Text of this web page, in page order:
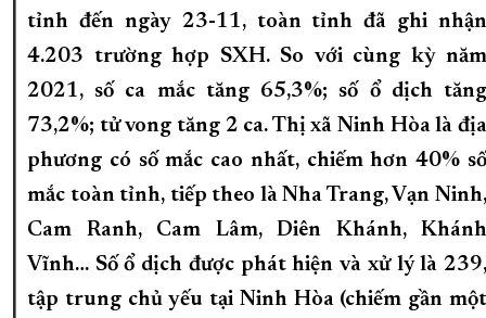
tỉnh đến ngày 23-11, toàn tỉnh đã ghi nhận
4.203 trường hợp SXH. So với cùng kỳ năm
2021, số ca mắc tăng 65,3%; số ổ dịch tăng
73,2%; tử vong tăng 2 ca. Thị xã Ninh Hòa là địa
phương có số mắc cao nhất, chiếm hơn 40% số
mắc toàn tỉnh, tiếp theo là Nha Trang, Vạn Ninh,
Cam Ranh, Cam Lâm, Diên Khánh, Khánh
Vĩnh… Số ổ dịch được phát hiện và xử lý là 239,
tập trung chủ yếu tại Ninh Hòa (chiếm gần một